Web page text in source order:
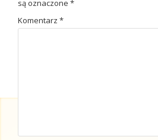
są oznaczone *
Komentarz *